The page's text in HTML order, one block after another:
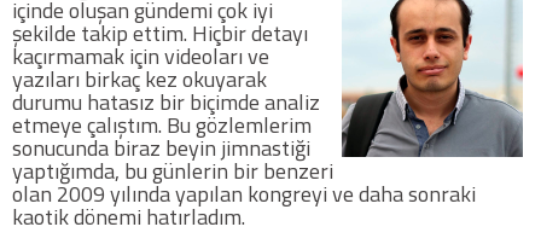
Foto Galeri
Video Galeri
Ankara Takımları
içinde oluşan gündemi çok iyi
şekilde takip ettim. Hiçbir detayı
kaçırmamak için videoları ve
yazıları birkaç kez okuyarak
durumu hatasız bir biçimde analiz
etmeye çalıştım. Bu gözlemlerim
sonucunda biraz beyin jimnastiği
yaptığımda, bu günlerin bir benzeri
olan 2009 yılında yapılan kongreyi ve daha sonraki
kaotik dönemi hatırladım.